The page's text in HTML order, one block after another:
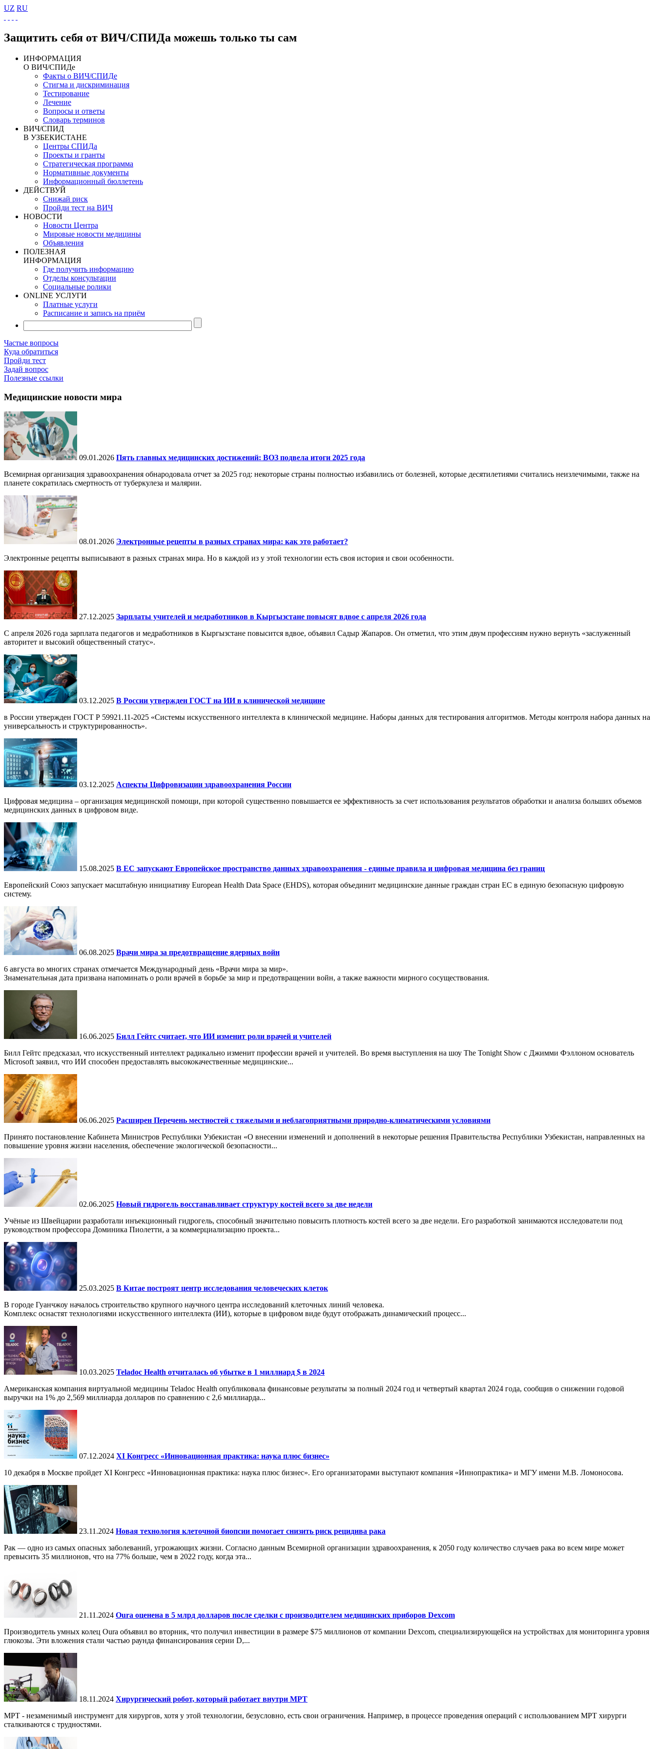
UZ RU
Защитить себя от ВИЧ/СПИДа можешь только ты сам
ИНФОРМАЦИЯ
О ВИЧ/СПИДе
Факты о ВИЧ/СПИДе
Стигма и дискриминация
Тестирование
Лечение
Вопросы и ответы
Словарь терминов
ВИЧ/СПИД
В УЗБЕКИСТАНЕ
Центры СПИДа
Проекты и гранты
Стратегическая программа
Нормативные документы
Информационный бюллетень
ДЕЙСТВУЙ
Снижай риск
Пройди тест на ВИЧ
НОВОСТИ
Новости Центра
Мировые новости медицины
Объявления
ПОЛЕЗНАЯ
ИНФОРМАЦИЯ
Где получить информацию
Отделы консультации
Социальные ролики
ONLINE УСЛУГИ
Платные услуги
Расписание и запись на приём
Частые вопросы
Куда обратиться
Пройди тест
Задай вопрос
Полезные ссылки
Медицинские новости мира
09.01.2026 Пять главных медицинских достижений: ВОЗ подвела итоги 2025 года
Всемирная организация здравоохранения обнародовала отчет за 2025 год: некоторые страны полностью избавились от болезней, которые десятилетиями считались неизлечимыми, также на
планете сократилась смертность от туберкулеза и малярии.
08.01.2026 Электронные рецепты в разных странах мира: как это работает?
Электронные рецепты выписывают в разных странах мира. Но в каждой из у этой технологии есть своя история и свои особенности.
27.12.2025 Зарплаты учителей и медработников в Кыргызстане повысят вдвое с апреля 2026 года
С апреля 2026 года зарплата педагогов и медработников в Кыргызстане повысится вдвое, объявил Садыр Жапаров. Он отметил, что этим двум профессиям нужно вернуть «заслуженный
авторитет и высокий общественный статус».
03.12.2025 В России утвержден ГОСТ на ИИ в клинической медицине
в России утвержден ГОСТ Р 59921.11-2025 «Системы искусственного интеллекта в клинической медицине. Наборы данных для тестирования алгоритмов. Методы контроля набора данных на
универсальность и структурированность».
03.12.2025 Аспекты Цифровизации здравоохранения России
Цифровая медицина – организация медицинской помощи, при которой существенно повышается ее эффективность за счет использования результатов обработки и анализа больших объемов
медицинских данных в цифровом виде.
15.08.2025 В ЕС запускают Европейское пространство данных здравоохранения - единые правила и цифровая медицина без границ
Европейский Союз запускает масштабную инициативу European Health Data Space (EHDS), которая объединит медицинские данные граждан стран ЕС в единую безопасную цифровую
систему.
06.08.2025 Врачи мира за предотвращение ядерных войн
6 августа во многих странах отмечается Международный день «Врачи мира за мир».
Знаменательная дата призвана напоминать о роли врачей в борьбе за мир и предотвращении войн, а также важности мирного сосуществования.
16.06.2025 Билл Гейтс считает, что ИИ изменит роли врачей и учителей
Билл Гейтс предсказал, что искусственный интеллект радикально изменит профессии врачей и учителей. Во время выступления на шоу The Tonight Show с Джимми Фэллоном основатель
Microsoft заявил, что ИИ способен предоставлять высококачественные медицинские...
06.06.2025 Расширен Перечень местностей с тяжелыми и неблагоприятными природно-климатическими условиями
Принято постановление Кабинета Министров Республики Узбекистан «О внесении изменений и дополнений в некоторые решения Правительства Республики Узбекистан, направленных на
повышение уровня жизни населения, обеспечение экологической безопасности...
02.06.2025 Новый гидрогель восстанавливает структуру костей всего за две недели
Учёные из Швейцарии разработали инъекционный гидрогель, способный значительно повысить плотность костей всего за две недели. Его разработкой занимаются исследователи под
руководством профессора Доминика Пиолетти, а за коммерциализацию проекта...
25.03.2025 В Китае построят центр исследования человеческих клеток
В городе Гуанчжоу началось строительство крупного научного центра исследований клеточных линий человека.
Комплекс оснастят технологиями искусственного интеллекта (ИИ), которые в цифровом виде будут отображать динамический процесс...
10.03.2025 Teladoc Health отчиталась об убытке в 1 миллиард $ в 2024
Американская компания виртуальной медицины Teladoc Health опубликовала финансовые результаты за полный 2024 год и четвертый квартал 2024 года, сообщив о снижении годовой
выручки на 1% до 2,569 миллиарда долларов по сравнению с 2,6 миллиарда...
07.12.2024 ХI Конгресс «Инновационная практика: наука плюс бизнес»
10 декабря в Москве пройдет XI Конгресс «Инновационная практика: наука плюс бизнес». Его организаторами выступают компания «Иннопрактика» и МГУ имени М.В. Ломоносова.
23.11.2024 Новая технология клеточной биопсии помогает снизить риск рецидива рака
Рак — одно из самых опасных заболеваний, угрожающих жизни. Согласно данным Всемирной организации здравоохранения, к 2050 году количество случаев рака во всем мире может
превысить 35 миллионов, что на 77% больше, чем в 2022 году, когда эта...
21.11.2024 Oura оценена в 5 млрд долларов после сделки с производителем медицинских приборов Dexcom
Производитель умных колец Oura объявил во вторник, что получил инвестиции в размере $75 миллионов от компании Dexcom, специализирующейся на устройствах для мониторинга уровня
глюкозы. Эти вложения стали частью раунда финансирования серии D,...
18.11.2024 Хирургический робот, который работает внутри МРТ
МРТ - незаменимый инструмент для хирургов, хотя у этой технологии, безусловно, есть свои ограничения. Например, в процессе проведения операций с использованием МРТ хирурги
сталкиваются с трудностями.